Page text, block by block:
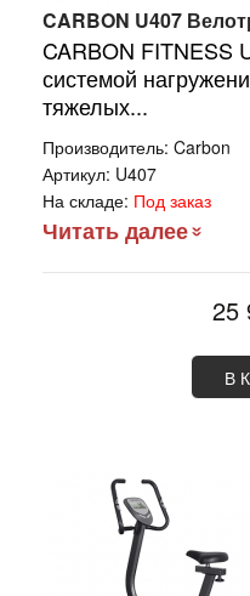
CARBON U407
CARBON FITNESS
системой
тяжелых...
Производитель: Carbon
Артикул: U407
На складе: Под заказ
Читать далее
25
В